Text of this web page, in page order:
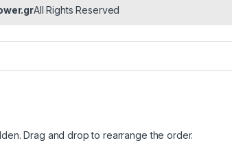
All Rights Reserved
Drag and drop to rearrange the order.